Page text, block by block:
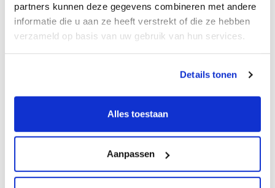
partners kunnen deze gegevens combineren met andere
informatie die u aan ze heeft verstrekt of die ze hebben
verzameld op basis van uw gebruik van hun services.
Details tonen
Alles toestaan
Aanpassen
Telefoonnummer*
Sollicitatie versturen